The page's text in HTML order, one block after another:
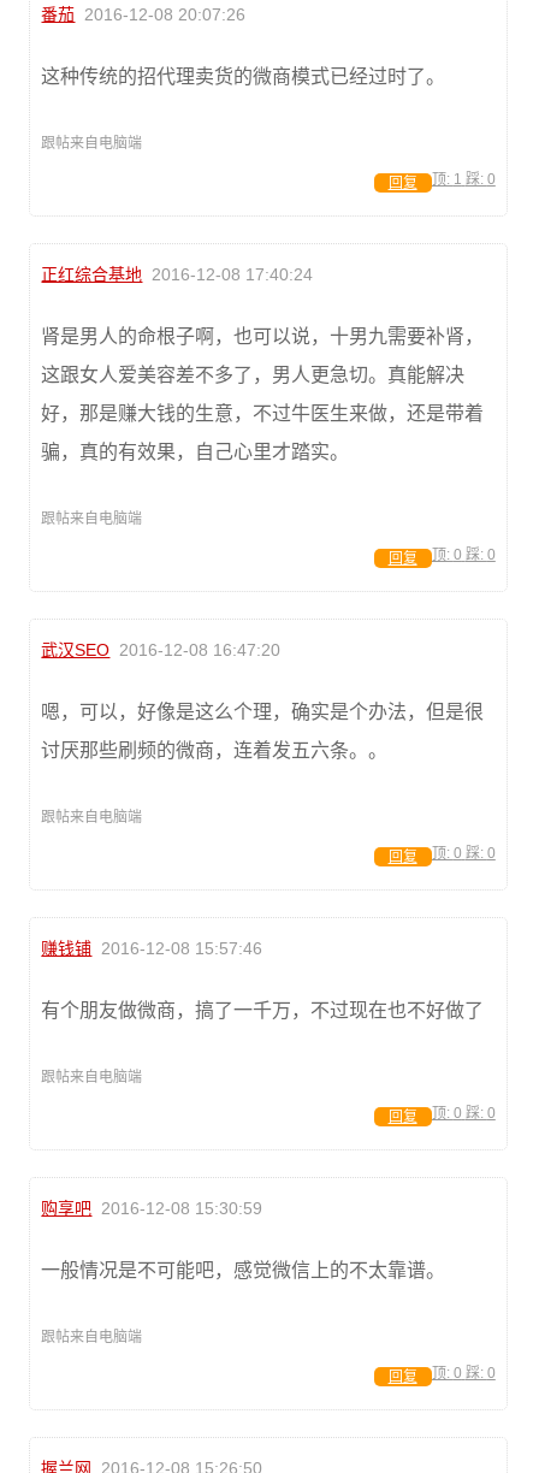
番茄 2016-12-08 20:07:26
这种传统的招代理卖货的微商模式已经过时了。
跟帖来自电脑端
顶: 1 踩: 0
回复
正红综合基地 2016-12-08 17:40:24
肾是男人的命根子啊，也可以说，十男九需要补肾，
这跟女人爱美容差不多了，男人更急切。真能解决
好，那是赚大钱的生意，不过牛医生来做，还是带着
骗，真的有效果，自己心里才踏实。
跟帖来自电脑端
顶: 0 踩: 0
回复
武汉SEO 2016-12-08 16:47:20
嗯，可以，好像是这么个理，确实是个办法，但是很
讨厌那些刷频的微商，连着发五六条。。
跟帖来自电脑端
顶: 0 踩: 0
回复
赚钱铺 2016-12-08 15:57:46
有个朋友做微商，搞了一千万，不过现在也不好做了
跟帖来自电脑端
顶: 0 踩: 0
回复
购享吧 2016-12-08 15:30:59
一般情况是不可能吧，感觉微信上的不太靠谱。
跟帖来自电脑端
顶: 0 踩: 0
回复
握兰网 2016-12-08 15:26:50